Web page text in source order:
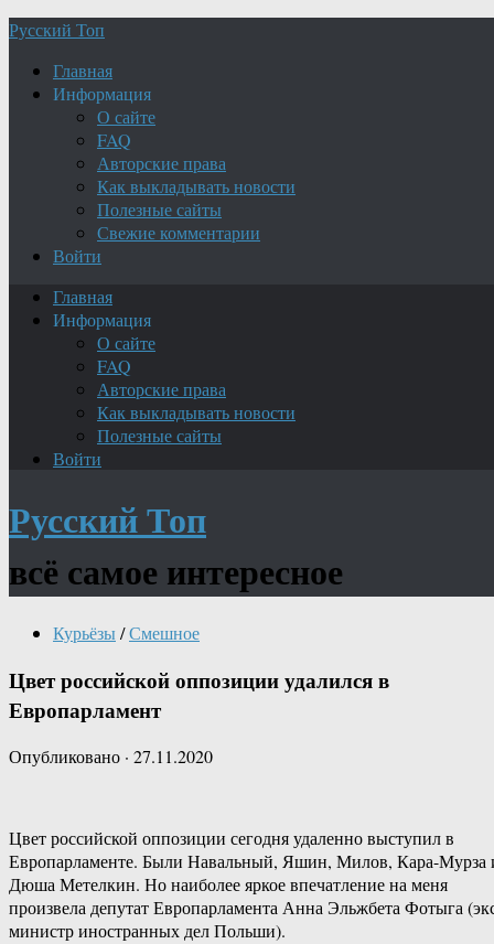
Русский Топ
Главная
Информация
О сайте
FAQ
Авторские права
Как выкладывать новости
Полезные сайты
Свежие комментарии
Войти
Главная
Информация
О сайте
FAQ
Авторские права
Как выкладывать новости
Полезные сайты
Войти
Русский Топ
всё самое интересное
Курьёзы/Смешное
Цвет российской оппозиции удалился в
Европарламент
Опубликовано · 27.11.2020
Цвет российской оппозиции сегодня удаленно выступил в
Европарламенте. Были Навальный, Яшин, Милов, Кара-Мурза
Дюша Метелкин. Но наиболее яркое впечатление на меня
произвела депутат Европарламента Анна Эльжбета Фотыга
министр иностранных дел Польши).